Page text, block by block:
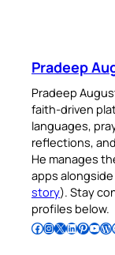
Pradeep
Pradeep
faith-driven
languages,
reflections,
He manages
apps
story). Stay
profiles below.
Follow Pradeep on Facebook Follow Pradeep on InstagramFollow Pradeep on X Follow Pradeep on LinkedIn Follow Pradeep on Pinterest Subscribe to Pradeep’s Youtube Channel Follow Pradeep on WordPress Follow